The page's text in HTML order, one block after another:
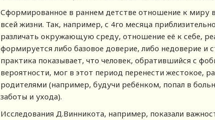
Сформированное в раннем детстве отношение к миру
всей жизни. Так, например, с 4го месяца
различать окружающую среду, отношение её к себе,
формируется либо базовое доверие, либо недоверие
практика показывает, что человек, обратившийся с
вероятности, мог в этот период перенести жестокое,
родителями (например, будучи ребёнком, попал в
заботы и ухода).
Исследования Д.Винникота, например, показали